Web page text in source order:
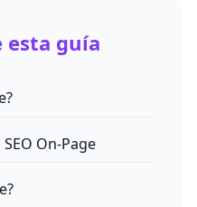
esta guía
On-Page